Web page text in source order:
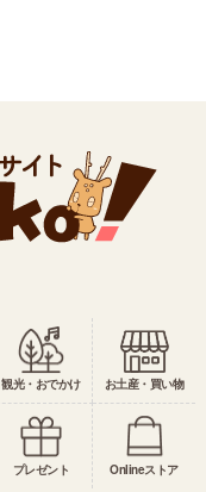
観光・おでかけ お土産・買い物
プレゼント Onlineストア